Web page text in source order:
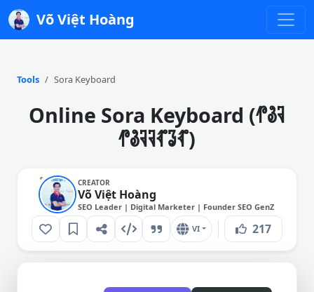
Võ Việt Hoàng
Tools Sora Keyboard
Online Sora Keyboard (𑃐𑃑𑃒
𑃐𑃑𑃒𑃒𑃗𑃟𑃗)
CREATOR
Võ Việt Hoàng
SEO Leader | Digital Marketer | Founder SEO GenZ
VI 217